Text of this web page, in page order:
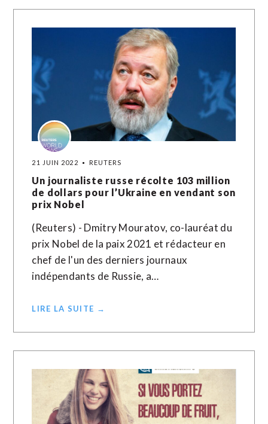
21 JUIN 2022 REUTERS
Un journaliste russe récolte 103 million
de dollars pour l’Ukraine en vendant son
prix Nobel
(Reuters) - Dmitry Mouratov, co-lauréat du
prix Nobel de la paix 2021 et rédacteur en
chef de l'un des derniers journaux
indépendants de Russie, a…
LIRE LA SUITE →